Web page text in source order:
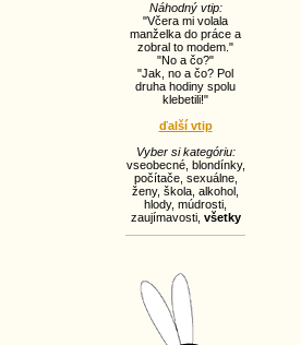
Náhodný vtip:
"Včera mi volala
manželka do práce a
zobral to modem."
"No a čo?"
"Jak, no a čo? Pol
druha hodiny spolu
klebetili!"
ďalší vtip
Vyber si kategóriu:
vseobecné, blondínky,
počítače, sexuálne,
ženy, škola alkohol
hlody, múdrosti
zaujímavosti, všetky